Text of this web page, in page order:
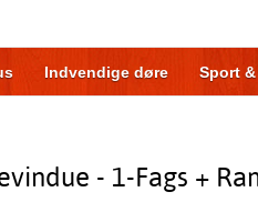
Indvendige døre Sport
- 1-Fags +